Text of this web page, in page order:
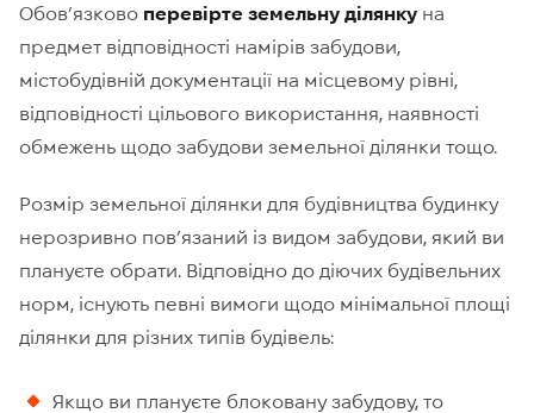
Обов’язково перевірте земельну ділянку на
предмет відповідності намірів забудови,
містобудівній документації на місцевому рівні,
відповідності цільового використання, наявності
обмежень щодо забудови земельної ділянки тощо.
Розмір земельної ділянки для будівництва будинку
нерозривно пов’язаний із видом забудови, який ви
плануєте обрати. Відповідно до діючих будівельних
норм, існують певні вимоги щодо мінімальної площі
ділянки для різних типів будівель:
Якщо ви плануєте блоковану забудову, то